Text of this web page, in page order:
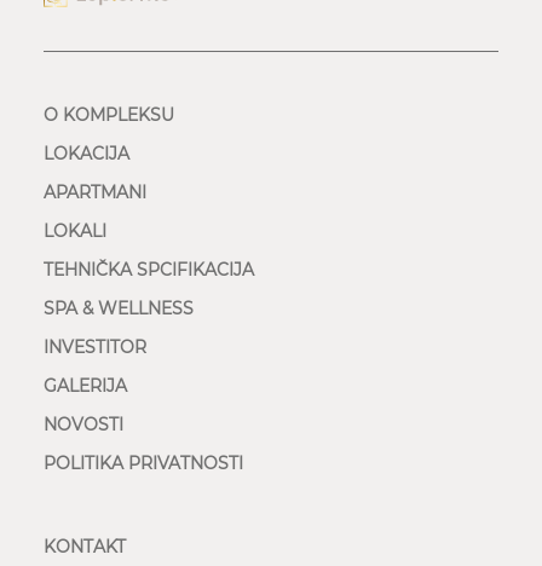
O KOMPLEKSU
LOKACIJA
APARTMANI
LOKALI
TEHNIČKA SPCIFIKACIJA
SPA & WELLNESS
INVESTITOR
GALERIJA
NOVOSTI
POLITIKA PRIVATNOSTI
KONTAKT